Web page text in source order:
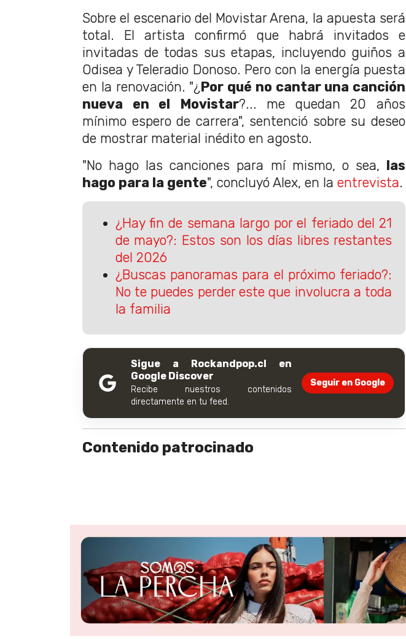
Sobre el escenario del Movistar Arena, la apuesta será
total. El artista confirmó que habrá invitados e
invitadas de todas sus etapas, incluyendo guiños a
Odisea y Teleradio Donoso. Pero con la energía puesta
en la renovación. "¿Por qué no cantar una canción
nueva en el Movistar?... me quedan 20 años
mínimo espero de carrera", sentenció sobre su deseo
de mostrar material inédito en agosto.
"No hago las canciones para mí mismo, o sea, las
hago para la gente", concluyó Alex, en la entrevista.
¿Hay fin de semana largo por el feriado del 21
de mayo?: Estos son los días libres restantes
del 2026
¿Buscas panoramas para el próximo feriado?:
No te puedes perder este que involucra a toda
la familia
Sigue a Rockandpop.cl en
Google Discover
Recibe nuestros contenidos
directamente en tu feed.
Seguir en Google
Contenido patrocinado